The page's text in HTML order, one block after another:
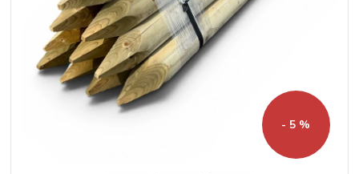
- 5 %